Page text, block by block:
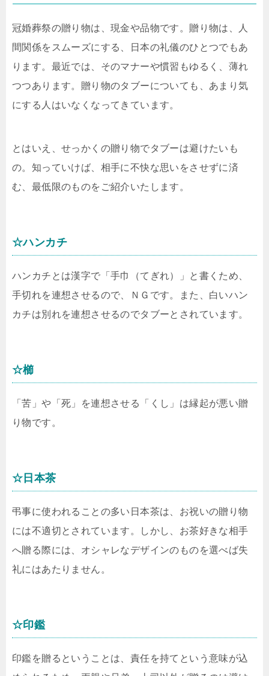
冠婚葬祭の贈り物は、現金や品物です。贈り物は、人
間関係をスムーズにする、日本の礼儀のひとつでもあ
ります。最近では、そのマナーや慣習もゆるく、薄れ
つつあります。贈り物のタブーについても、あまり気
にする人はいなくなってきています。
とはいえ、せっかくの贈り物でタブーは避けたいも
の。知っていけば、相手に不快な思いをさせずに済
む、最低限のものをご紹介いたします。
☆ハンカチ
ハンカチとは漢字で「手巾（てぎれ）」と書くため、
手切れを連想させるので、ＮＧです。また、白いハン
カチは別れを連想させるのでタブーとされています。
☆櫛
「苦」や「死」を連想させる「くし」は縁起が悪い贈
り物です。
☆日本茶
弔事に使われることの多い日本茶は、お祝いの贈り物
には不適切とされています。しかし、お茶好きな相手
へ贈る際には、オシャレなデザインのものを選べば失
礼にはあたりません。
☆印鑑
印鑑を贈るということは、責任を持てという意味が込